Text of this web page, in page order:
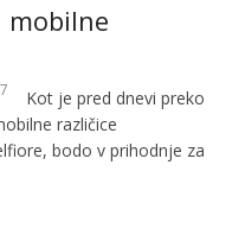
mobilne
Kot je pred dnevi preko
različice
bodo v prihodnje za